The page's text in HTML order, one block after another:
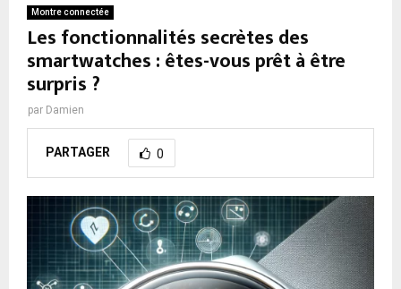
Montre connectée
Les fonctionnalités secrètes des
smartwatches : êtes-vous prêt à être
surpris ?
par Damien
PARTAGER 0